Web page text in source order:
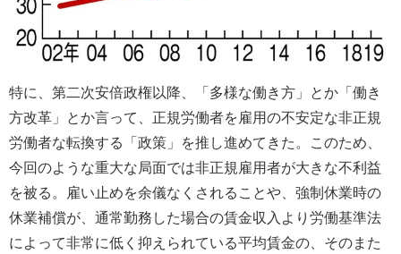
特に、第二次安倍政権以降、「多様な働き方」とか「働き
方改革」とか言って、正規労働者を雇用の不安定な非正規
労働者な転換する「政策」を推し進めてきた。このため、
今回のような重大な局面では非正規雇用者が大きな不利益
を被る。雇い止めを余儀なくされることや、強制休業時の
休業補償が、通常勤務した場合の賃金収入より労働基準法
によって非常に低く抑えられている平均賃金の、そのまた